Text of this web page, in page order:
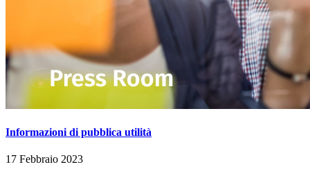
Informazioni di pubblica utilità
17 Febbraio 2023